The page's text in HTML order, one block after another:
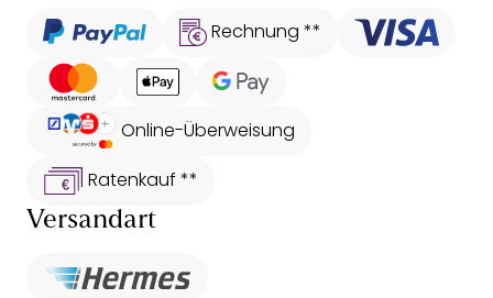
Rechnung **
Online-Überweisung
Ratenkauf **
Versandart